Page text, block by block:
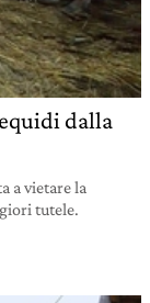
dalla
a vietare la
tutele.